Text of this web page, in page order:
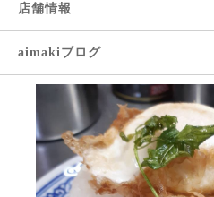
店舗情報
aimakiブログ